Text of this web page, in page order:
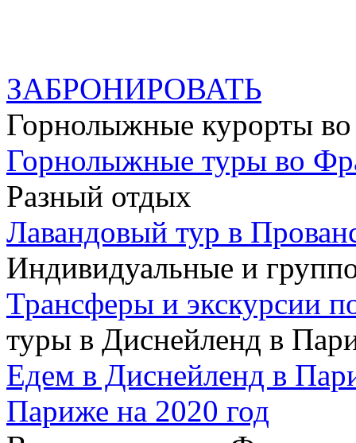
ЗАБРОНИРОВАТЬ
Горнолыжные курорты
Горнолыжные туры во
Разный отдых
Лавандовый тур в
Индивидуальные и
Трансферы и экскурсии
туры в Диснейленд в
Едем в Диснейленд в
Париже на 2020 год